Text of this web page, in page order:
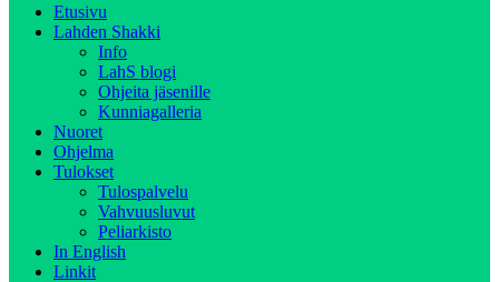
Etusivu
Lahden Shakki
Info
LahS blogi
Ohjeita jäsenille
Kunniagalleria
Nuoret
Ohjelma
Tulokset
Tulospalvelu
Vahvuusluvut
Peliarkisto
In English
Linkit